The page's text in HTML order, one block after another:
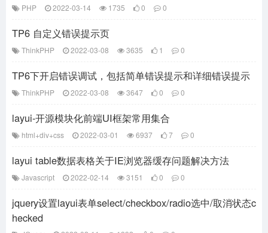
PHP 2022-03-14 1735 0 0
TP6 自定义错误提示页
ThinkPHP 2022-03-08 3635 1 0
TP6下开启错误调试，包括简单错误提示和详细错误提示
ThinkPHP 2022-03-08 3647 0 0
layui-开源模块化前端UI框架常用集合
html+div+css 2022-03-01 6937 7 0
layui table数据表格关于IE浏览器缓存问题解决方法
Javascript 2022-02-14 3151 0 0
jquery设置layui表单select/checkbox/radio选中/取消状态c
hecked